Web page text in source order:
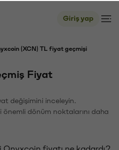
Giriş yap
(XCN) TL fiyat geçmişi
Fiyat
değişimini inceleyin.
önemli dönüm noktalarını daha
fiyatı ne kadardı?